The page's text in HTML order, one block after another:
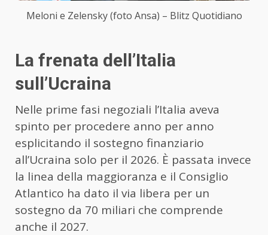
Meloni e Zelensky (foto Ansa) – Blitz Quotidiano
La frenata dell’Italia
sull’Ucraina
Nelle prime fasi negoziali l’Italia aveva
spinto per procedere anno per anno
esplicitando il sostegno finanziario
all’Ucraina solo per il 2026. È passata invece
la linea della maggioranza e il Consiglio
Atlantico ha dato il via libera per un
sostegno da 70 miliari che comprende
anche il 2027.